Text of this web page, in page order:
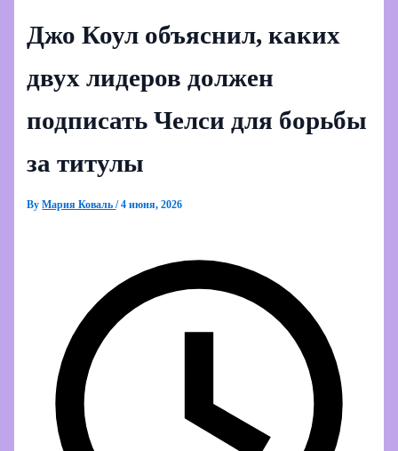
Джо Коул объяснил, каких
двух лидеров должен
подписать Челси для борьбы
за титулы
ByМария Коваль/4 июня, 2026